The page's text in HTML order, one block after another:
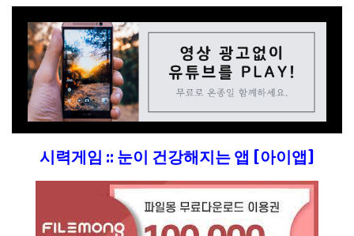
시력게임 :: 눈이 건강해지는 앱 [아이앱]